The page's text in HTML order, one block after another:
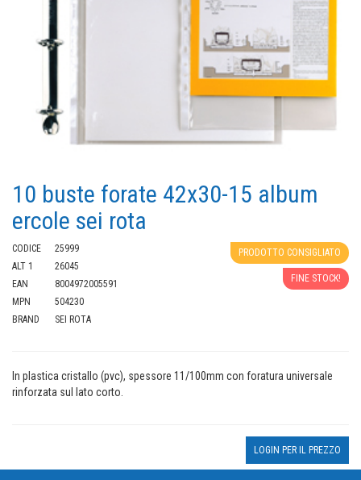
10 buste forate 42x30-15 album
ercole sei rota
CODICE
25999
ALT 1
26045
EAN
8004972005591
MPN
504230
BRAND
SEI ROTA
PRODOTTO CONSIGLIATO
FINE STOCK!
In plastica cristallo (pvc), spessore 11/100mm con foratura universale
rinforzata sul lato corto.
LOGIN PER IL PREZZO